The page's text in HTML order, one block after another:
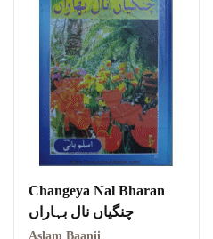
Changeya Nal Bharan
چنگیاں نال بہاراں
Aslam Baanii